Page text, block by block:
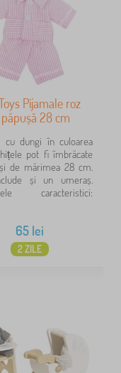
Pijamale roz
28 cm
cu dungi în culoarea
pot fi îmbrăcate
de mărimea 28 cm.
și un umeraș.
caracteristici:
65lei
2 ZILE